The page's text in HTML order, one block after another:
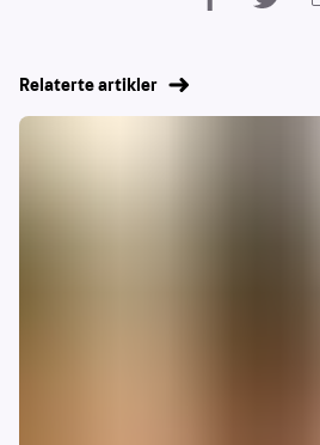
Relaterte artikler